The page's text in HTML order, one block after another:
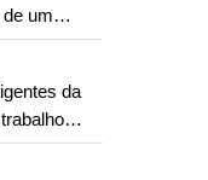
um
da